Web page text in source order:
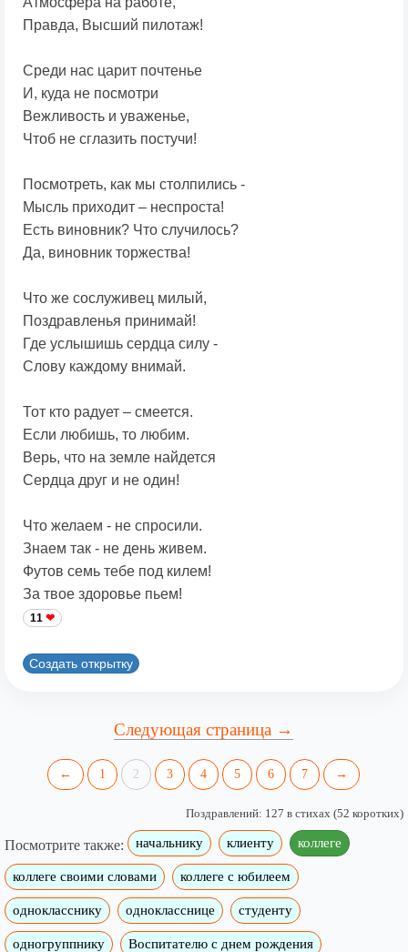
Правда, Высший пилотаж!
Среди нас царит почтенье
И, куда не посмотри
Вежливость и уваженье,
Чтоб не сглазить постучи!
Посмотреть, как мы столпились -
Мысль приходит – неспроста!
Есть виновник? Что случилось?
Да, виновник торжества!
Что же сослуживец милый,
Поздравленья принимай!
Где услышишь сердца силу -
Слову каждому внимай.
Тот кто радует – смеется.
Если любишь, то любим.
Верь, что на земле найдется
Сердца друг и не один!
Что желаем - не спросили.
Знаем так - не день живем.
Футов семь тебе под килем!
За твое здоровье пьем!
11
Создать открытку
Следующая страница →
← 1 2 3 4 5 6 7 →
Поздравлений: 127 в стихах (52 коротких)
Посмотрите также: начальнику клиенту коллеге
коллеге своими словами коллеге с юбилеем
однокласснику однокласснице студенту
одногруппнику Воспитателю с днем рождения